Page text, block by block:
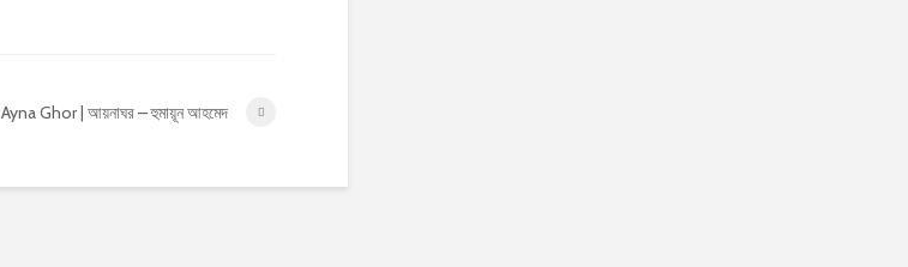
Ayna Ghor | আয়নাঘর – হুমায়ূন আহমেদ